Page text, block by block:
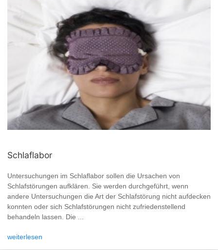
Schlaflabor
Untersuchungen im Schlaflabor sollen die Ursachen von
Schlafstörungen aufklären. Sie werden durchgeführt, wenn
andere Untersuchungen die Art der Schlafstörung nicht aufdecken
konnten oder sich Schlafstörungen nicht zufriedenstellend
behandeln lassen. Die ...
weiterlesen